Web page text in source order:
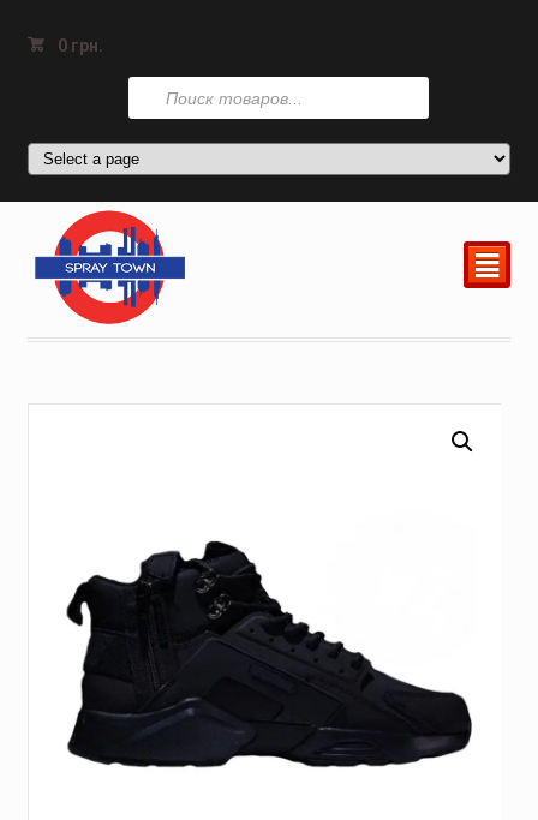
0 грн.
Поиск
товаров
²